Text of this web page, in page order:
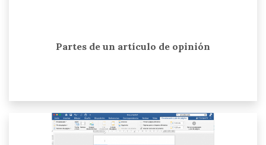
Partes de un artículo de opinión